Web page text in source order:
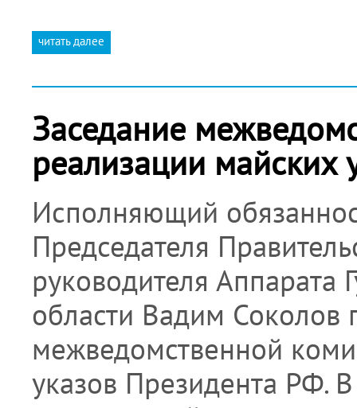
читать далее
Заседание
реализации майских
Исполняющий
Председателя
руководителя Аппарата
области Вадим Соколов
межведомственной
указов Президента РФ.